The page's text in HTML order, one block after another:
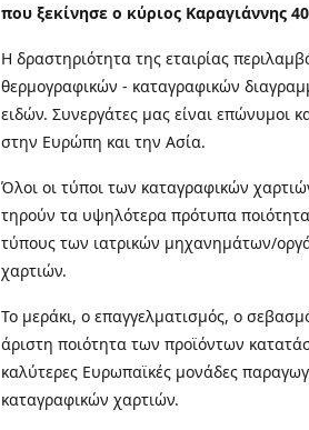
που ξεκίνησε ο κύριος Καραγιάννης
Η δραστηριότητα της εταιρίας
θερμογραφικών - καταγραφικών
ειδών. Συνεργάτες μας είναι επώνυμοι
στην Ευρώπη και την Ασία.
Όλοι οι τύποι των καταγραφικών
τηρούν τα υψηλότερα πρότυπα
τύπους των ιατρικών μηχανημάτων/
χαρτιών.
Το μεράκι, ο επαγγελματισμός, ο
άριστη ποιότητα των προϊόντων
καλύτερες Ευρωπαϊκές μονάδες
καταγραφικών χαρτιών.